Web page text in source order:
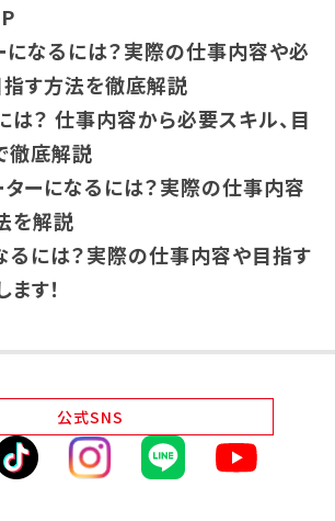
になるには？実際の仕事内容や必
指す方法を徹底解説
は？ 仕事内容から必要スキル、目
徹底解説
ターになるには？実際の仕事内容
を解説
るには？実際の仕事内容や目指す
す！
公式SNS